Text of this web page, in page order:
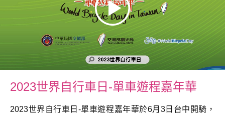
2023世界自行車日-單車遊程嘉年華
2023世界自行車日-單車遊程嘉年華於6月3日台中開騎，